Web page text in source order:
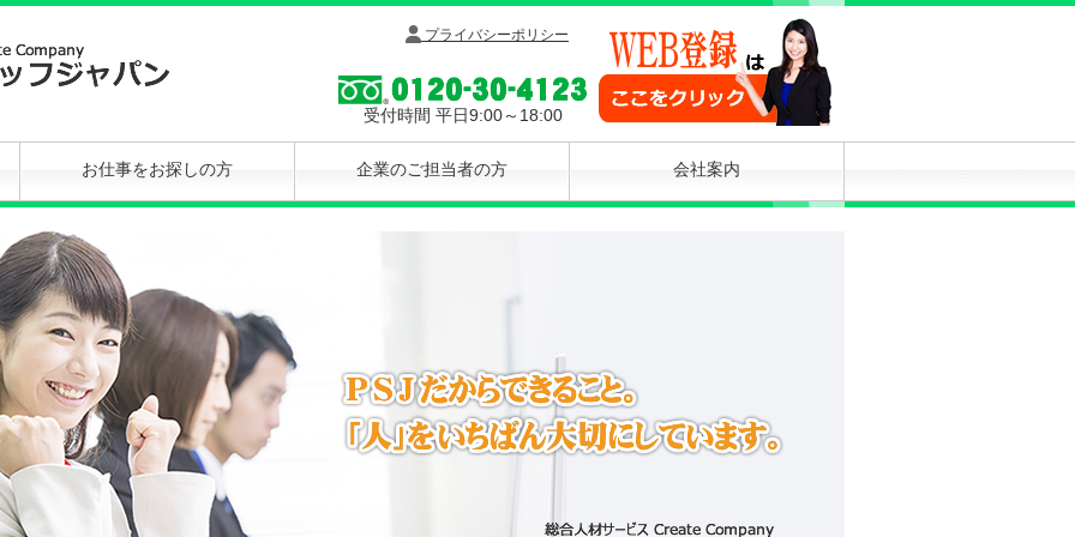
受付時間 平日9:00～18:00
お仕事をお探しの方 企業のご担当者の方 会社案内
プライバシーポリシー